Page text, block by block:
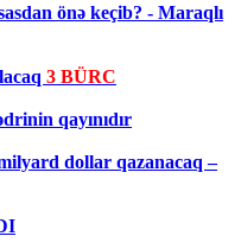
önə keçib? - Maraqlı
3 BÜRC
qayınıdır
dollar qazanacaq –